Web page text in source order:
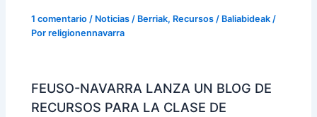
1 comentario / Noticias / Berriak, Recursos / Baliabideak /
Porreligionennavarra
FEUSO-NAVARRA LANZA UN BLOG DE
RECURSOS PARA LA CLASE DE